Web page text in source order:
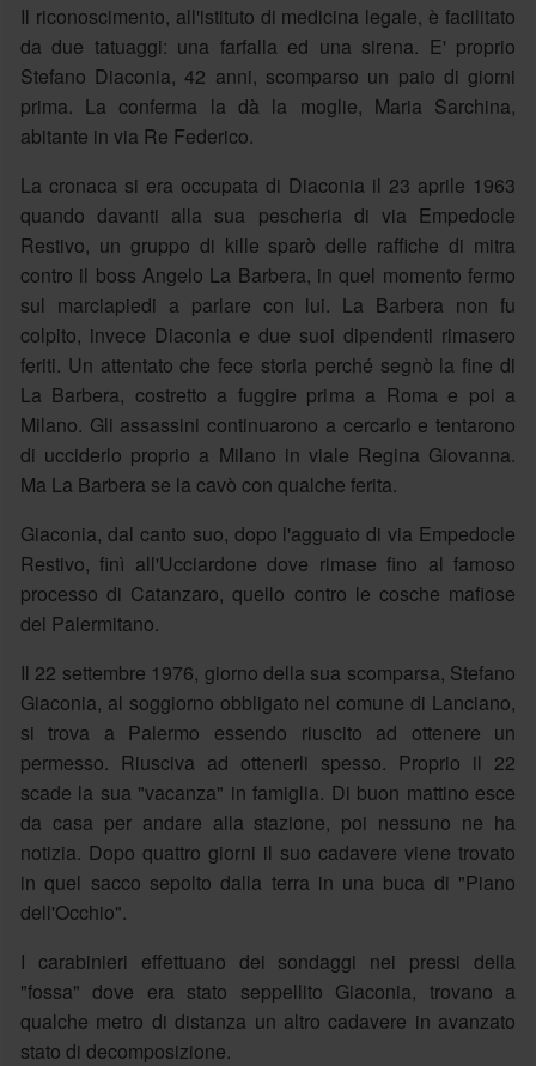
Il riconoscimento, all'istituto di medicina legale, è facilitato
da due tatuaggi: una farfalla ed una sirena. E' proprio
Stefano Diaconia, 42 anni, scomparso un paio di giorni
prima. La conferma la dà la moglie, Maria Sarchina,
abitante in via Re Federico.
La cronaca si era occupata di Diaconia il 23 aprile 1963
quando davanti alla sua pescheria di via Empedocle
Restivo, un gruppo di kille sparò delle raffiche di mitra
contro il boss Angelo La Barbera, in quel momento fermo
sul marciapiedi a parlare con lui. La Barbera non fu
colpito, invece Diaconia e due suoi dipendenti rimasero
feriti. Un attentato che fece storia perché segnò la fine di
La Barbera, costretto a fuggire prima a Roma e poi a
Milano. Gli assassini continuarono a cercarlo e tentarono
di ucciderlo proprio a Milano in viale Regina Giovanna.
Ma La Barbera se la cavò con qualche ferita.
Giaconia, dal canto suo, dopo l'agguato di via Empedocle
Restivo, finì all'Ucciardone dove rimase fino al famoso
processo di Catanzaro, quello contro le cosche mafiose
del Palermitano.
Il 22 settembre 1976, giorno della sua scomparsa, Stefano
Giaconia, al soggiorno obbligato nel comune di Lanciano,
si trova a Palermo essendo riuscito ad ottenere un
permesso. Riusciva ad ottenerli spesso. Proprio il 22
scade la sua "vacanza" in famiglia. Di buon mattino esce
da casa per andare alla stazione, poi nessuno ne ha
notizia. Dopo quattro giorni il suo cadavere viene trovato
in quel sacco sepolto dalla terra in una buca di "Piano
dell'Occhio".
I carabinieri effettuano dei sondaggi nei pressi della
"fossa" dove era stato seppellito Giaconia, trovano a
qualche metro di distanza un altro cadavere in avanzato
stato di decomposizione.